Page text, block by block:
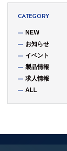
CATEGORY
NEW
お知らせ
イベント
製品情報
求人情報
ALL